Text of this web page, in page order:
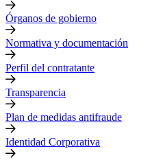
Órganos de gobierno
Normativa y documentación
Perfil del contratante
Transparencia
Plan de medidas antifraude
Identidad Corporativa